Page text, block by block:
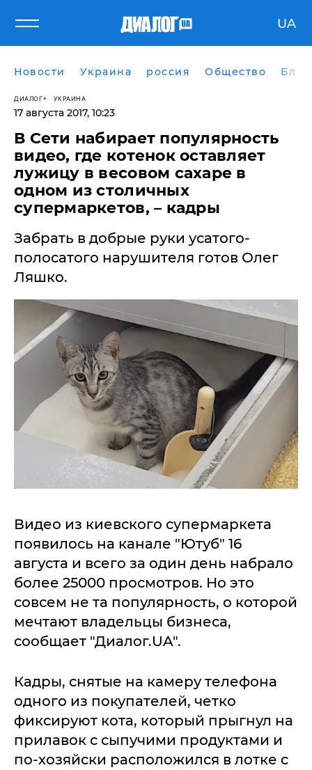
UA
Новости Украина россия Общество
ДИАЛОГ УКРАИНА
17 августа 2017, 10:23
В Сети набирает популярность
видео, где котенок оставляет
лужицу в весовом сахаре в
одном из столичных
супермаркетов, – кадры
Забрать в добрые руки усатого-
полосатого нарушителя готов Олег
Ляшко.
Видео из киевского супермаркета
появилось на канале "Ютуб" 16
августа и всего за один день набрало
более 25000 просмотров. Но это
совсем не та популярность, о которой
мечтают владельцы бизнеса,
сообщает "Диалог.UA".
Кадры, снятые на камеру телефона
одного из покупателей, четко
фиксируют кота, который прыгнул на
прилавок с сыпучими продуктами и
по-хозяйски расположился в лотке с